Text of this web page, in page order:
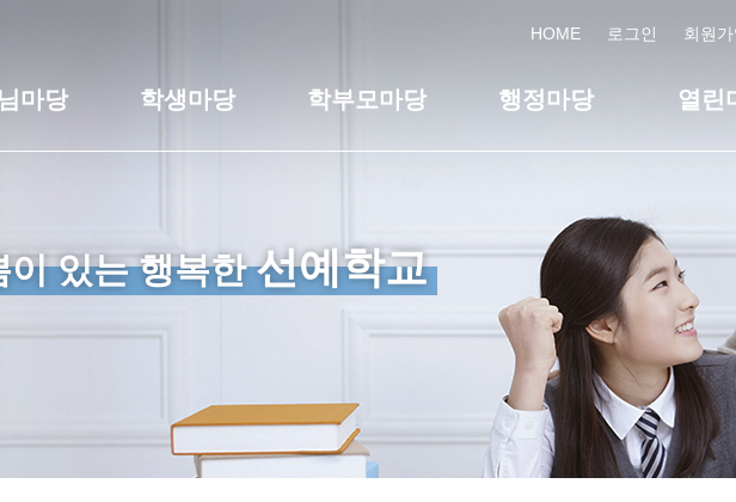
HOME 로그인 회원
마당 학생마당 학부모마당 행정마당 열린
이 있는 행복한선예학교